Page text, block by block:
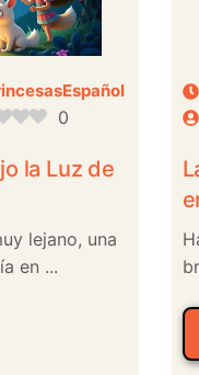
Español
0
la Luz de
lejano, una
en ...